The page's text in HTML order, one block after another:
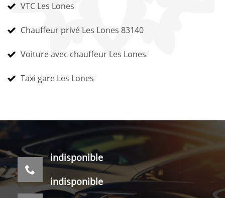
VTC Les Lones
Chauffeur privé Les Lones 83140
Voiture avec chauffeur Les Lones
Taxi gare Les Lones
indisponible
indisponible